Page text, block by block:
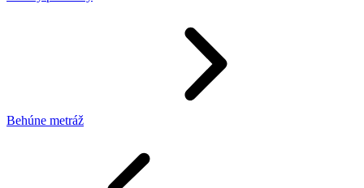
Behúne metráž